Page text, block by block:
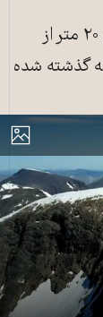
گرمایش زمین با ذوب یخچال‌ها باعث کاهش ۲۰ متر از
گذشته شده